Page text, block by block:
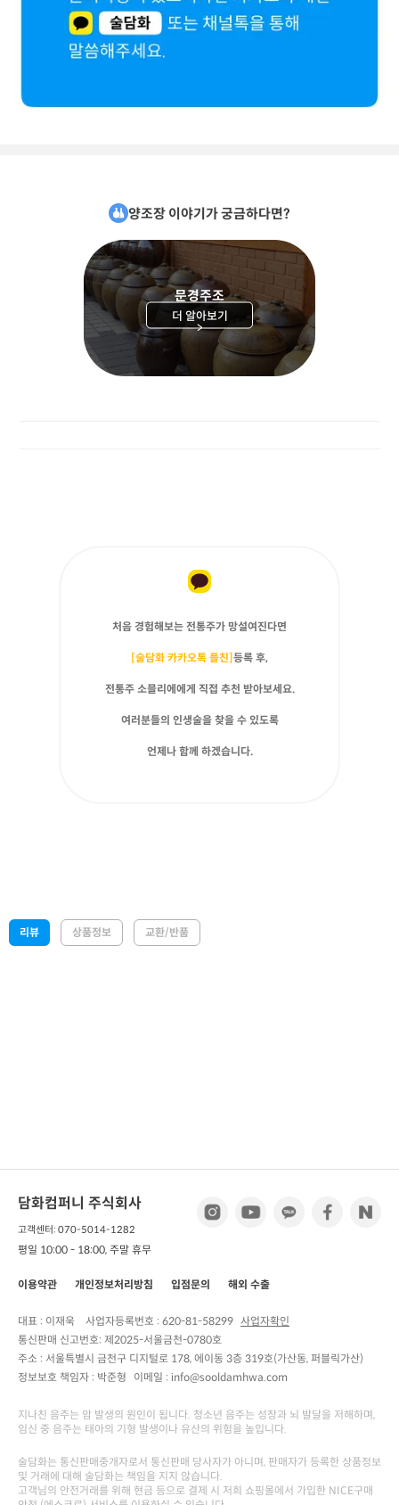
양조장 이야기가 궁금하다면?
문경주조
더 알아보기
>
처음 경험해보는 전통주가 망설여진다면
[술담화 카카오톡 플친] 등록 후,
전통주 소믈리에에게 직접 추천 받아보세요.
여러분들의 인생술을 찾을 수 있도록
언제나 함께 하겠습니다.
리뷰 상품정보 교환/반품
담화컴퍼니 주식회사
고객센터: 070-5014-1282
평일 10:00 - 18:00, 주말 휴무
이용약관 개인정보처리방침 입점문의 해외 수출
대표 : 이재욱 사업자등록번호 : 620-81-58299 사업자확인
통신판매 신고번호: 제2025-서울금천-0780호
주소 : 서울특별시 금천구 디지털로 178, 에이동 3층 319호(가산동, 퍼블릭가산)
정보보호 책임자 : 박준형 이메일 : info@sooldamhwa.com
지나친 음주는 암 발생의 원인이 됩니다. 청소년 음주는 성장과 뇌 발달을 저해하며,
임신 중 음주는 태아의 기형 발생이나 유산의 위험을 높입니다.
술담화는 통신판매중개자로서 통신판매 당사자가 아니며, 판매자가 등록한 상품정보
및 거래에 대해 술담화는 책임을 지지 않습니다.
고객님의 안전거래를 위해 현금 등으로 결제 시 저희 쇼핑몰에서 가입한 NICE구매